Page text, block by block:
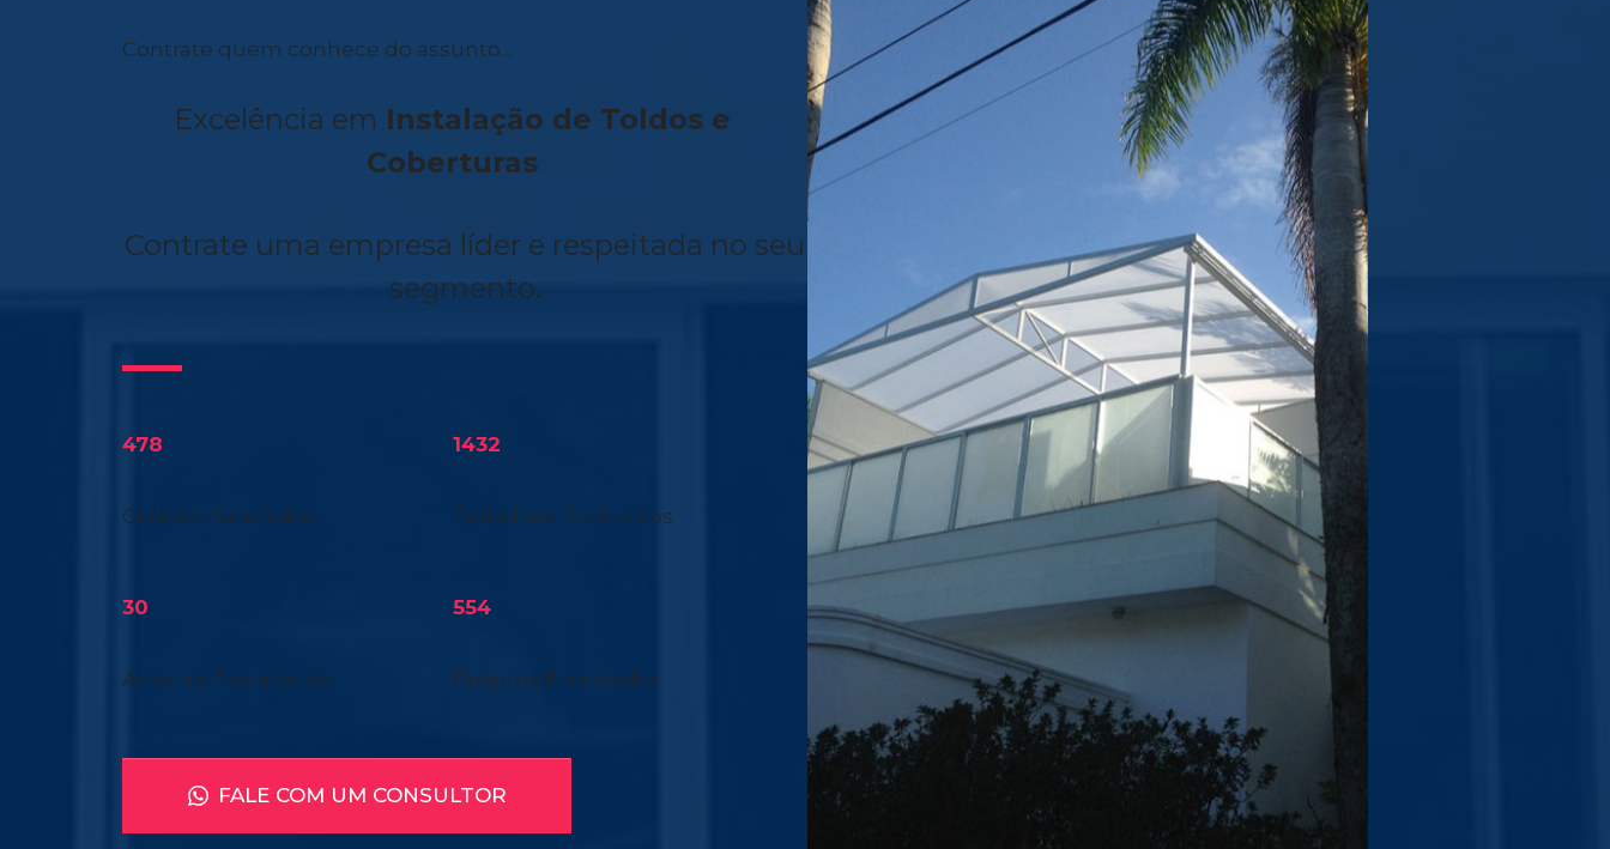
Contrate quem conhece do assunto...
Excelência em Instalação de Toldos e
Coberturas
Contrate uma empresa líder e respeitada no seu
segmento.
478
Clientes Satisfeitos
1432
Trabalhos Realizados
30
Anos de Experiência
554
Projetos Finalizados
FALE COM UM CONSULTOR